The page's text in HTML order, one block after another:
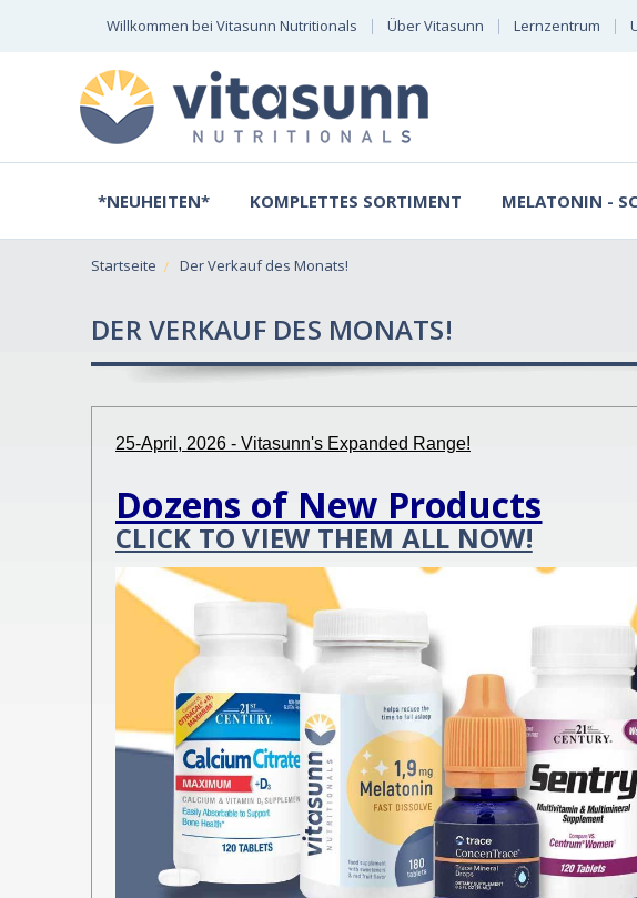
Willkommen bei Vitasunn Nutritionals Über Vitasunn Lernzentrum
*NEUHEITEN* KOMPLETTES SORTIMENT MELATONIN -
Startseite Der Verkauf des Monats!
DER VERKAUF DES MONATS!
25-April, 2026 - Vitasunn's Expanded Range!
Dozens of New Products
CLICK TO VIEW THEM ALL NOW!